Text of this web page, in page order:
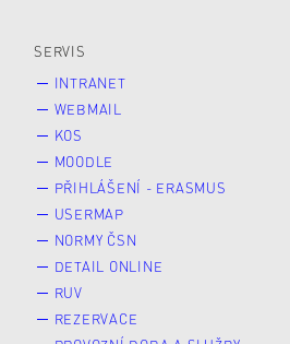
SERVIS
INTRANET
WEBMAIL
KOS
MOODLE
PŘIHLÁŠENÍ - ERASMUS
USERMAP
NORMY ČSN
DETAIL ONLINE
RUV
REZERVACE